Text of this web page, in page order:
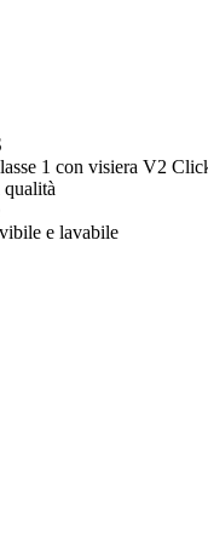
1 con visiera V2
e lavabile